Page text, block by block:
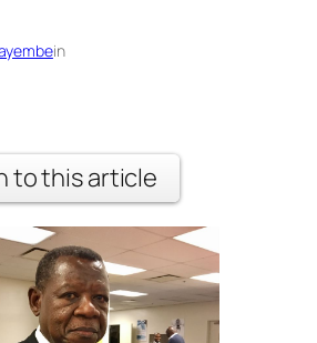
in
to this article